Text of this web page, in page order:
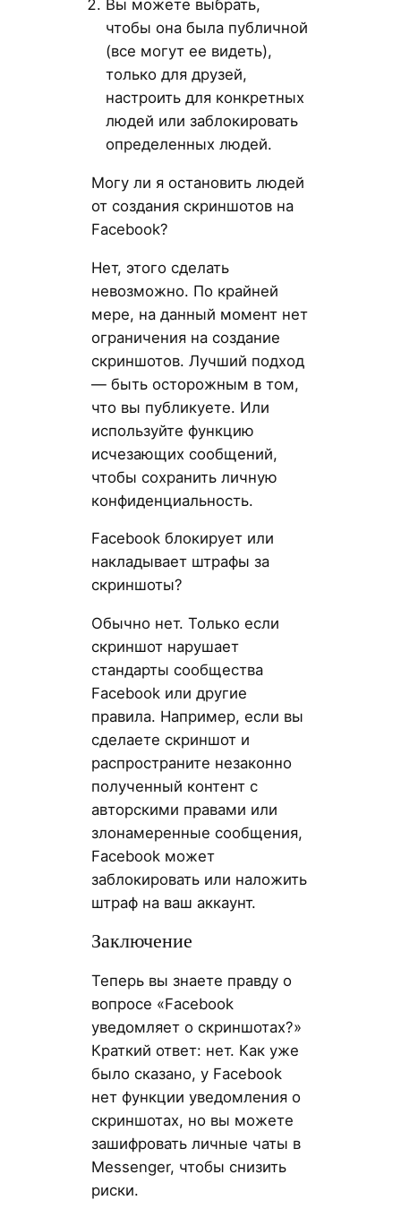
Вы можете выбрать,
чтобы она была публичной
(все могут ее видеть),
только для друзей,
настроить для конкретных
людей или заблокировать
определенных людей.
Могу ли я остановить людей
от создания скриншотов на
Facebook?
Нет, этого сделать
невозможно. По крайней
мере, на данный момент нет
ограничения на создание
скриншотов. Лучший подход
— быть осторожным в том,
что вы публикуете. Или
используйте функцию
исчезающих сообщений,
чтобы сохранить личную
конфиденциальность.
Facebook блокирует или
накладывает штрафы за
скриншоты?
Обычно нет. Только если
скриншот нарушает
стандарты сообщества
Facebook или другие
правила. Например, если вы
сделаете скриншот и
распространите незаконно
полученный контент с
авторскими правами или
злонамеренные сообщения,
Facebook может
заблокировать или наложить
штраф на ваш аккаунт.
Заключение
Теперь вы знаете правду о
вопросе «Facebook
уведомляет о скриншотах?»
Краткий ответ: нет. Как уже
было сказано, у Facebook
нет функции уведомления о
скриншотах, но вы можете
зашифровать личные чаты в
Messenger, чтобы снизить
риски.